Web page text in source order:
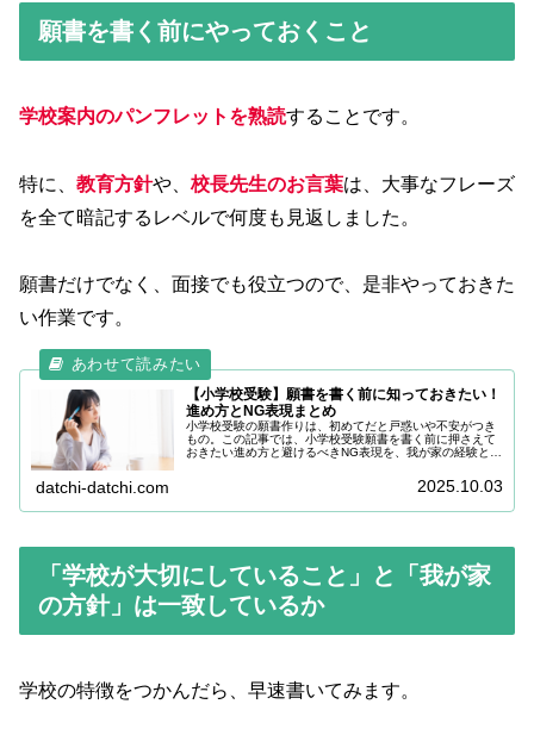
願書を書く前にやっておくこと
学校案内のパンフレットを熟読することです。
特に、 教育方針や、 校長先生のお言葉は、大事なフレーズ
を全て暗記するレベルで何度も見返しました。
願書だけでなく、面接でも役立つので、是非やっておきた
い作業です。
【小学校受験】願書を書く前に知っておきたい！
進め方とNG表現まとめ
小学校受験の願書作りは、初めてだと戸惑いや不安がつき
もの。この記事では、小学校受験願書を書く前に押さえて
おきたい進め方と避けるべきNG表現を、我が家の経験とと
datchi-datchi.com 2025.10.03
「学校が大切にしていること」と「我が家
の方針」は一致しているか
学校の特徴をつかんだら、早速書いてみます。